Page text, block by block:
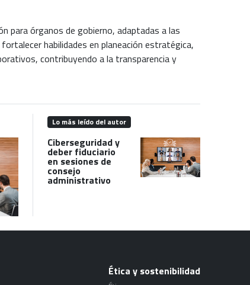
para órganos de gobierno, adaptadas a las
habilidades en planeación estratégica,
contribuyendo a la transparencia y
Lo más leído del autor
Ciberseguridad y
deber fiduciario
en sesiones de
consejo
administrativo
Ética y sostenibilidad